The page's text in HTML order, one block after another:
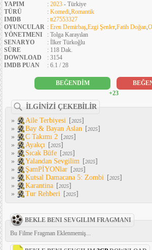
YAPIM : 2023 - Türkiye
TÜRÜ
: Komedi,Romantik
IMDB
: tt27553327
OYUNCULAR : Eren Demirbaş,Ezgi Şenler,Fatih Doğan,
YÖNETMENI
: Tolga Karayılan
SENARYO
: İlker Türkoğlu
SÜRE
: 118 Dak.
DOWNLOAD
: 3154
IMDB PUAN
: 6.1 / 28
BEĞENDİM
+23
İLGİNİZİ ÇEKEBİLİR
»
Aile Terbiyesi [2025]
»
Bay & Bayan Aslan [2025]
»
C Takımı 2 [2025]
»
Ayakçı [2025]
»
Sıcak Büfe [2025]
»
Yalandan Sevgilim [2025]
»
ŞamPİYONlar [2025]
»
Kutsal Damacana 5: Zombi [2025]
»
Karantina [2025]
»
Tur Rehberi [2025]
BEKLE BENI SEVGILIM FRAGMANI
Bu Filme Fragman Eklenmemiş...